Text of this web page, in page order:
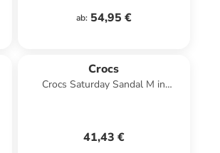
ab: 54,95 €
Crocs
Crocs Saturday Sandal M in
41,43 €